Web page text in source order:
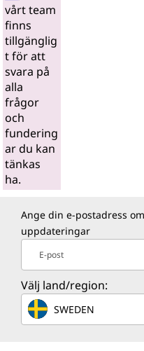
vårt team
finns
tillgänglig
t för att
svara på
alla
frågor
och
fundering
ar du kan
tänkas
ha.
Ange din e-postadress
uppdateringar
E-post
Välj land/region:
SWEDEN